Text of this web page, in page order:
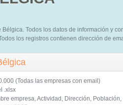
Bélgica. Todos los datos de información y
los registros contienen dirección de
(Todas las empresas con email)
.xlsx
empresa, Actividad, Dirección,